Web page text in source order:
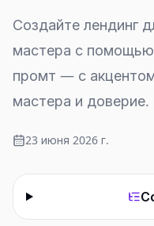
Создайте лендинг
мастера с
промт — с
мастера и доверие.
23 июня 2026 г.